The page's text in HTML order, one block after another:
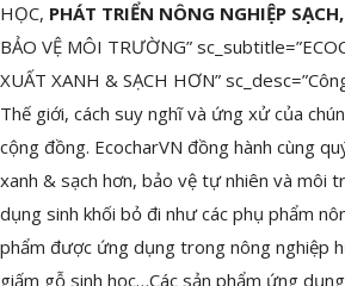
HỌC, PHÁT TRIỂN NÔNG NGHIỆP
BẢO VỆ MÔI TRƯỜNG”
XUẤT XANH & SẠCH HƠN”
Thế giới, cách suy nghĩ và ứng xử của
cộng đồng. EcocharVN đồng hành cùng
xanh & sạch hơn, bảo vệ tự nhiên và môi
dụng sinh khối bỏ đi như các phụ phẩm
phẩm được ứng dụng trong nông nghiệp
giấm gỗ sinh học…Các sản phẩm ứng